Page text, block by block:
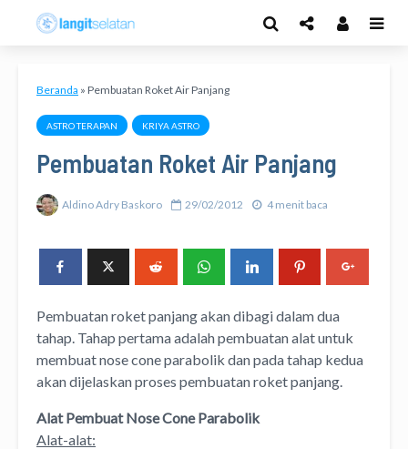
Beranda » Pembuatan Roket Air Panjang
ASTRO TERAPAN KRIYA ASTRO
Pembuatan Roket Air Panjang
Aldino Adry Baskoro 29/02/2012 4 menit baca
Pembuatan roket panjang akan dibagi dalam dua
tahap. Tahap pertama adalah pembuatan alat untuk
membuat nose cone parabolik dan pada tahap kedua
akan dijelaskan proses pembuatan roket panjang.
Alat Pembuat Nose Cone Parabolik
Alat-alat: